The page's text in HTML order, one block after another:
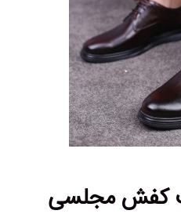
کفش مجلسی